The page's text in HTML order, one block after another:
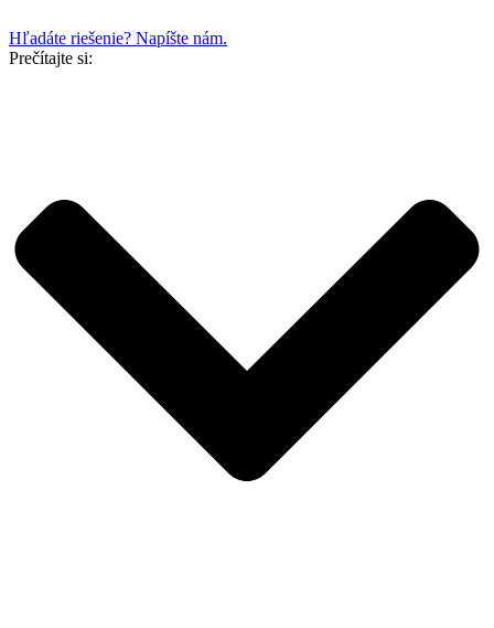
Hľadáte riešenie? Napíšte nám.
Prečítajte si: